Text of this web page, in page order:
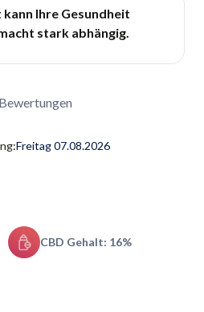
Ihre Gesundheit
stark abhängig.
Bewertungen
Freitag 07.08.2026
CBD Gehalt: 16%